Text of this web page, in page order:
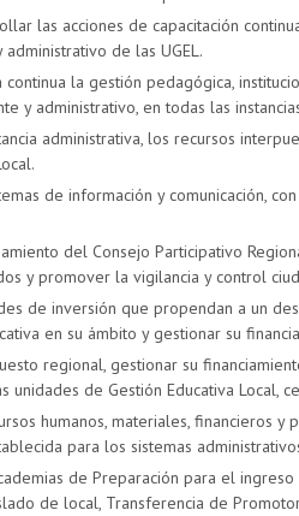
las acciones de capacitación
de las UGEL.
la gestión pedagógica,
y administrativo, en todas las
administrativa, los recursos
de información y comunicación,
del Consejo Participativo
y promover la vigilancia y control
de inversión que propendan a un
en su ámbito y gestionar su
regional, gestionar su
unidades de Gestión Educativa Local,
humanos, materiales, financieros y
para los sistemas
de Preparación para el
de local, Transferencia de